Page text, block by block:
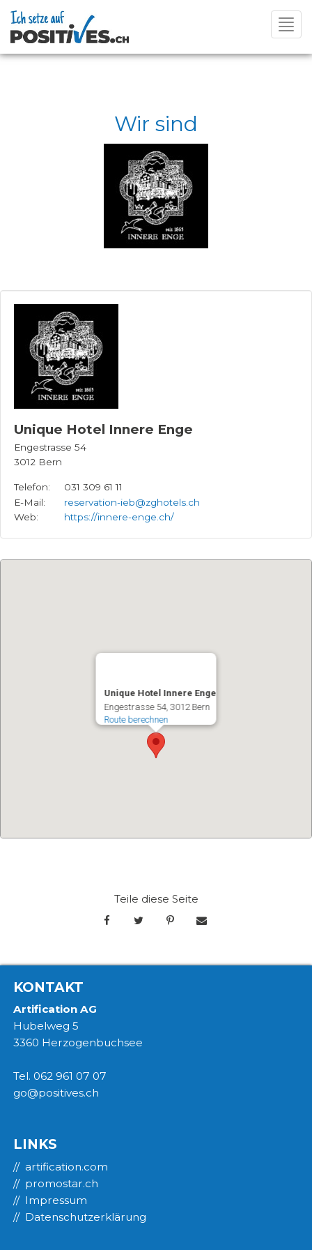
Wir sind
Unique Hotel Innere Enge
Engestrasse 54
3012 Bern
Telefon:
031 309 61 11
E-Mail:
reservation-ieb@zghotels.ch
Web:
https://innere-enge.ch/
Unique Hotel Innere Enge
Engestrasse 54 3012 Bern
Route berechnen
Teile diese Seite
KONTAKT
Artification AG
Hubelweg 5
3360 Herzogenbuchsee
Tel. 062 961 07 07
go@positives.ch
LINKS
artification.com
promostar.ch
Impressum
Datenschutzerklärung